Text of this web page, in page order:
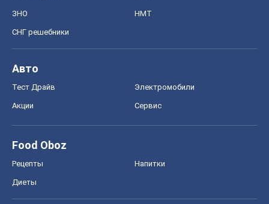
ЗНО НМТ
СНГ решебники
Авто
Тест Драйв Электромобили
Акции Сервис
Food Oboz
Рецепты Напитки
Диеты